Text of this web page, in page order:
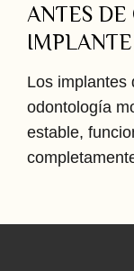
ANTES DE
IMPLANTE
Los implantes
odontología
estable,